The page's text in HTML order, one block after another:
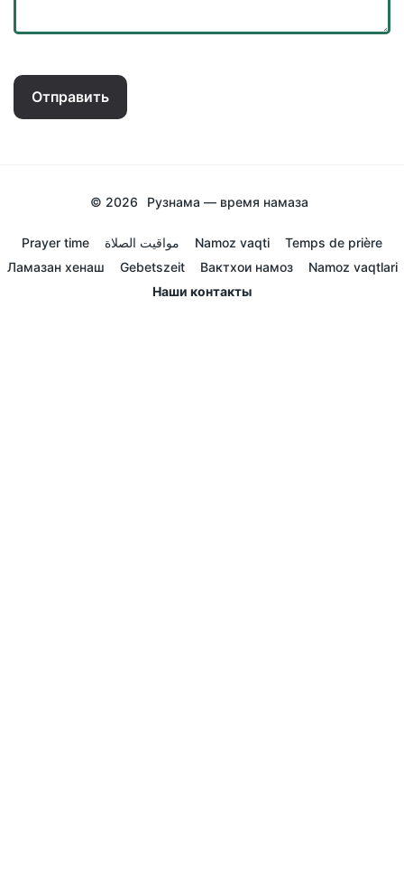
Отправить
© 2026 Рузнама — время намаза
Prayer time مواقيت الصلاة Namoz vaqti
Temps de prière
Ламазан хенаш
Gebetszeit Вактхои намоз
Namoz vaqtlari
Наши контакты